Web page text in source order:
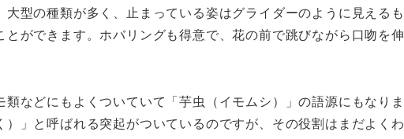
型の種類が多く、止まっている姿はグライダーのように見えるも
ができます。ホバリングも得意で、花の前で跳びながら口吻を伸
などにもよくついていて「芋虫（イモムシ）」の語源にもなりま
」と呼ばれる突起がついているのですが、その役割はまだよくわ